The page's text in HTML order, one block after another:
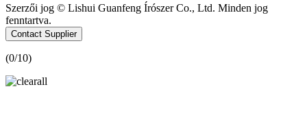
Szerzői jog © Lishui Guanfeng Írószer Co., Ltd. Minden jog
fenntartva.
Contact Supplier
(0/10)